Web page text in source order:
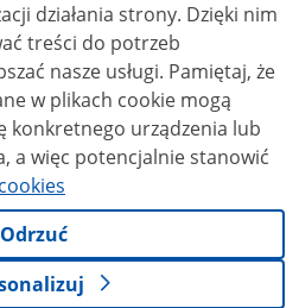
strony. Dzięki nim
treści do potrzeb
usługi. Pamiętaj, że
w plikach cookie mogą
konkretnego urządzenia lub
a więc potencjalnie stanowić
Odrzuć